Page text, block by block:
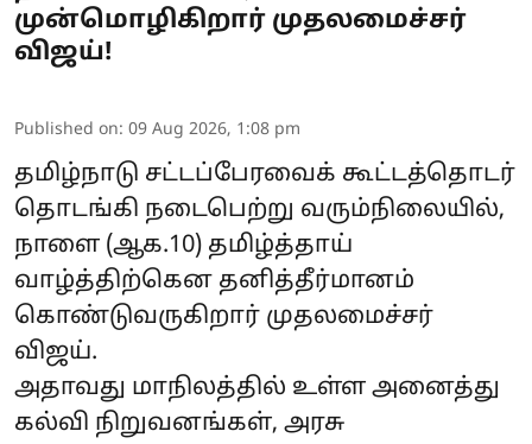
முன்மொழிகிறார் முதலமைச்சர்
விஜய்!
Published on: 09 Aug 2026, 1:08 pm
தமிழ்நாடு சட்டப்பேரவைக் கூட்டத்தொடர்
தொடங்கி நடைபெற்று வரும்நிலையில்,
நாளை (ஆக.10) தமிழ்த்தாய்
வாழ்த்திற்கென தனித்தீர்மானம்
கொண்டுவருகிறார் முதலமைச்சர்
விஜய்.
அதாவது மாநிலத்தில் உள்ள அனைத்து
கல்வி நிறுவனங்கள், அரசு